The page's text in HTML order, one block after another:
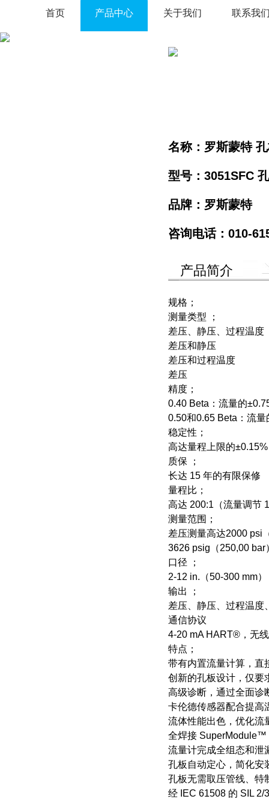
首页 产品中心 关于我们 联系我
名称：罗斯蒙特
型号：3051SFC
品牌：罗斯蒙特
咨询电话：010-
产品简介
规格；
测量类型 ；
差压、静压、过程温度
差压和静压
差压和过程温度
差压
精度；
0.40 Beta：流量的
0.50和0.65 Beta：流量
稳定性；
高达量程上限的
质保 ；
长达 15 年的有限保修
量程比；
高达 200:1（流量调节
测量范围；
差压测量高达2000 psi
3626 psig（250,00 bar
口径 ；
2-12 in.（50-300 mm）
输出 ；
差压、静压、过程温度
通信协议
4-20 mA HART®，无
特点；
带有内置流量计算，直
创新的孔板设计，仅要
高级诊断，通过全面诊
卡伦德传感器配合提高
流体性能出色，优化流
全焊接 SuperModule™
流量计完成全组态和泄
孔板自动定心，简化安
孔板无需取压管线、特
经 IEC 61508 的 SIL